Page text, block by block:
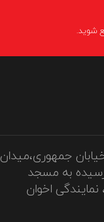
شوید.
جمهوری،میدان
به مسجد
نمایندگی اخوان